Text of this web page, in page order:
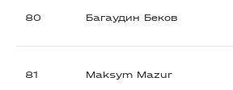
80 Багаудин Беков
81 Maksym Mazur